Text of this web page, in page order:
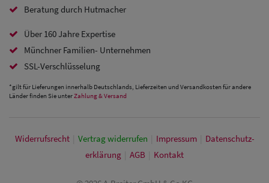
Beratung durch Hutmacher
Über 160 Jahre Expertise
Münchner Familien- Unternehmen
SSL-Verschlüsselung
*gilt für Lieferungen innerhalb Deutschlands, Lieferzeiten und Versandkosten für andere
Länder finden Sie unterZahlung & Versand
Widerrufs­recht Vertrag widerrufen Impressum
Daten­schutz­
erklärung
AGB Kontakt